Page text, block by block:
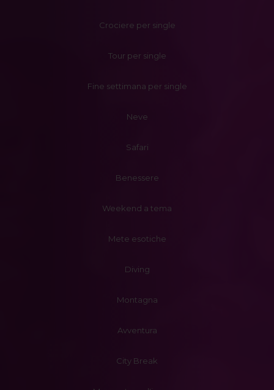
Crociere per single
Tour per single
Fine settimana per single
Neve
Safari
Benessere
Weekend a tema
Mete esotiche
Diving
Montagna
Avventura
City Break